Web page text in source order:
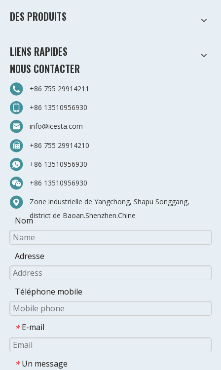
DES PRODUITS
LIENS RAPIDES
NOUS CONTACTER
+86 755 29914211
+86 13510956930
info@icesta.com
+86 755 29914210
+86 13510956930
+86 13510956930
Zone industrielle de Yangchong, Shapu Songgang,
district de Baoan.Shenzhen.Chine
Nom
Adresse
Téléphone mobile
* E-mail
* Un message